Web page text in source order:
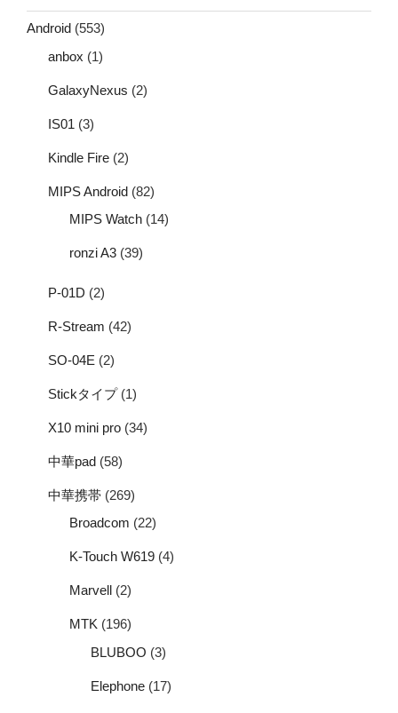
Android (553)
anbox (1)
GalaxyNexus (2)
IS01 (3)
Kindle Fire (2)
MIPS Android (82)
MIPS Watch (14)
ronzi A3 (39)
P-01D (2)
R-Stream (42)
SO-04E (2)
Stickタイプ(1)
X10 mini pro (34)
中華pad (58)
中華携帯 (269)
Broadcom (22)
K-Touch W619 (4)
Marvell (2)
MTK (196)
BLUBOO (3)
Elephone (17)